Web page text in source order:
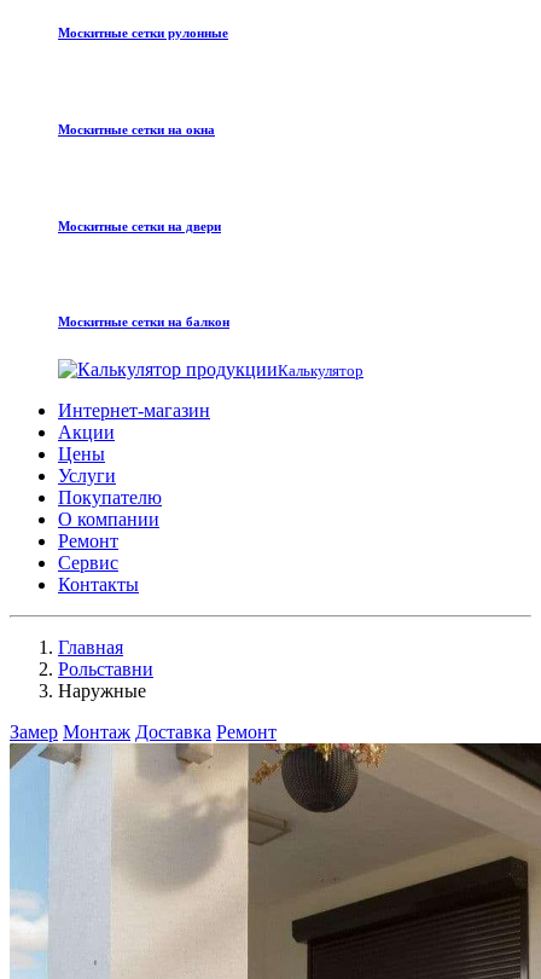
Москитные сетки рулонные
Москитные сетки на окна
Москитные сетки на двери
Москитные сетки на балкон
Калькулятор
Интернет-магазин
Акции
Цены
Услуги
Покупателю
О компании
Ремонт
Сервис
Контакты
Главная
Рольставни
Наружные
Замер Монтаж Доставка Ремонт